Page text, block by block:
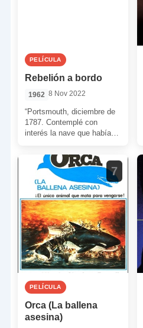
PELÍCULA
Rebelión a bordo
1962 8 Nov 2022
“Portsmouth, diciembre de
1787. Contemplé con
interés la nave que había
Tahití. Un punto […]
7
PELÍCULA
Orca (La ballena
asesina)